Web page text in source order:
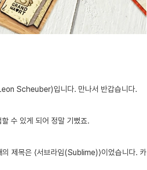
Scheuber)입니다. 만나서 반갑습니다.
수 있게 되어 정말 기뻤죠.
제목은 ⟨서브라임(Sublime)⟩이었습니다. 카